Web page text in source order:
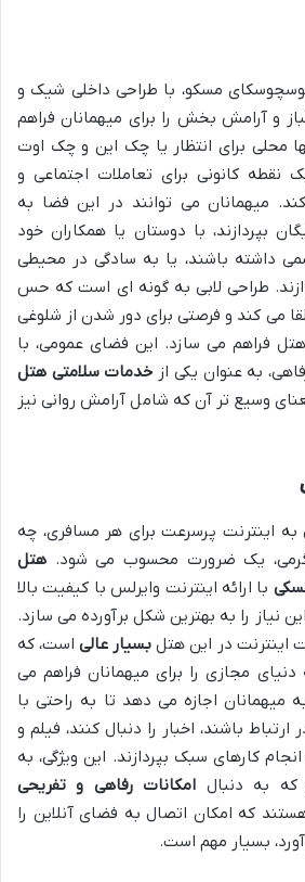
مسکو، با طراحی داخلی شیک و
و آرامش بخش را برای میهمانان فراهم
محلی برای انتظار یا چک این و چک اوت
نقطه کانونی برای تعاملات اجتماعی و
میهمانان می توانند در این فضا به
بپردازند، با دوستان یا همکاران خود
داشته باشند، یا به سادگی در محیطی
طراحی لابی به گونه ای است که حس
می کند و فرصتی برای دور شدن از شلوغی
فراهم می سازد. این فضای عمومی، با
به عنوان یکی از خدمات سلامتی هتل
وسیع تر آن که شامل آرامش روانی نیز
به اینترنت پرسرعت برای هر مسافری، چه
یک ضرورت محسوب می شود. هتل
با ارائه اینترنت وایرلس با کیفیت بالا
نیاز را به بهترین شکل برآورده می سازد.
اینترنت در این هتل بسیار عالیاست، که
دنیای مجازی را برای میهمانان فراهم می
میهمانان اجازه می دهد تا به راحتی با
باشند، اخبار را دنبال کنند، فیلم و
کارهای سبک بپردازند. این ویژگی، به
به دنبال امکانات رفاهی و تفریحی
که امکان اتصال به فضای آنلاین را
بسیار مهم است.